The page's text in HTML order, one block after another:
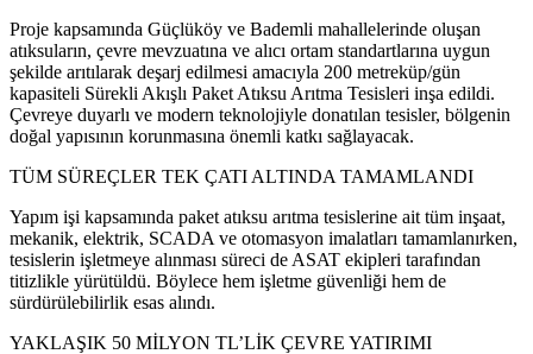
Proje kapsamında Güçlüköy ve Bademli mahallelerinde oluşan
atıksuların, çevre mevzuatına ve alıcı ortam standartlarına uygun
şekilde arıtılarak deşarj edilmesi amacıyla 200 metreküp/gün
kapasiteli Sürekli Akışlı Paket Atıksu Arıtma Tesisleri inşa edildi.
Çevreye duyarlı ve modern teknolojiyle donatılan tesisler, bölgenin
doğal yapısının korunmasına önemli katkı sağlayacak.
TÜM SÜREÇLER TEK ÇATI ALTINDA TAMAMLANDI
Yapım işi kapsamında paket atıksu arıtma tesislerine ait tüm inşaat,
mekanik, elektrik, SCADA ve otomasyon imalatları tamamlanırken,
tesislerin işletmeye alınması süreci de ASAT ekipleri tarafından
titizlikle yürütüldü. Böylece hem işletme güvenliği hem de
sürdürülebilirlik esas alındı.
YAKLAŞIK 50 MİLYON TL’LİK ÇEVRE YATIRIMI